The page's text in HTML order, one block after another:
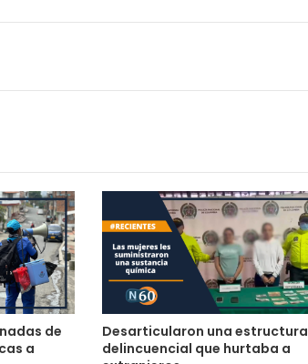
de
a
Desarticularon una estructura
delincuencial que hurtaba a